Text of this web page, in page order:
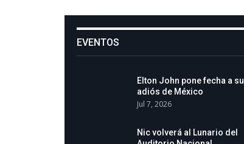
EVENTOS
Elton John pone fecha a su
adiós de México
Jul 7, 2026
Nic volverá al Lunario del